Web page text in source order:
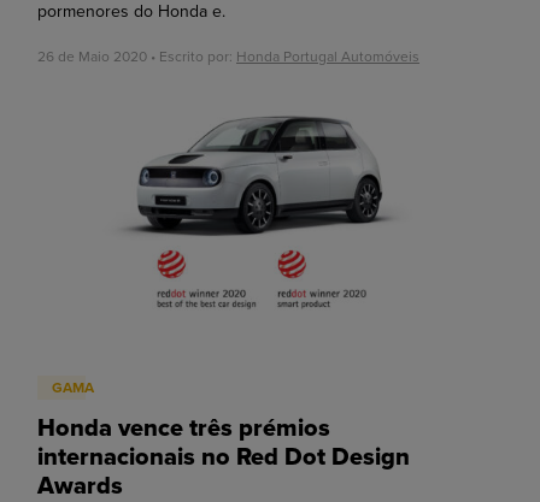
pormenores do Honda e.
26 de Maio 2020 • Escrito por: Honda Portugal Automóveis
GAMA
Honda vence três prémios
internacionais no Red Dot Design
Awards